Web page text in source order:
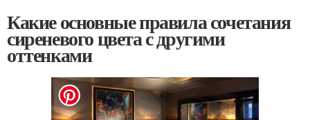
Какие основные правила сочетания
сиреневого цвета с другими
оттенками